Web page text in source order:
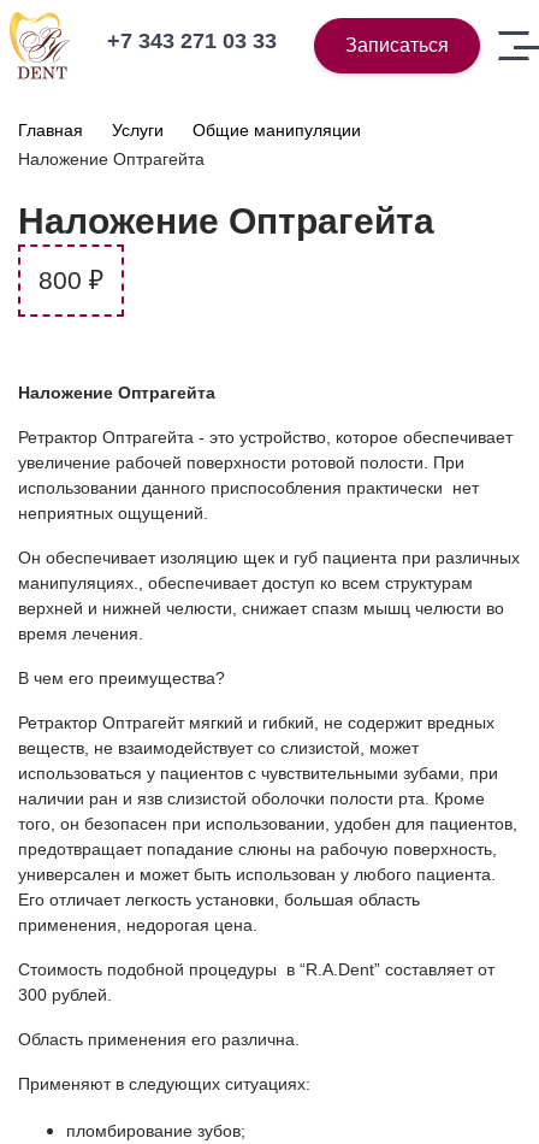
+7 343 271 03 33 Записаться
Главная Услуги
Общие манипуляции
Наложение Оптрагейта
Наложение Оптрагейта
800 ₽
Наложение Оптрагейта
Ретрактор Оптрагейта - это устройство, которое обеспечивает
увеличение рабочей поверхности ротовой полости. При
использовании данного приспособления практически нет
неприятных ощущений.
Он обеспечивает изоляцию щек и губ пациента при различных
манипуляциях., обеспечивает доступ ко всем структурам
верхней и нижней челюсти, снижает спазм мышц челюсти во
время лечения.
В чем его преимущества?
Ретрактор Оптрагейт мягкий и гибкий, не содержит вредных
веществ, не взаимодействует со слизистой, может
использоваться у пациентов с чувствительными зубами, при
наличии ран и язв слизистой оболочки полости рта. Кроме
того, он безопасен при использовании, удобен для пациентов,
предотвращает попадание слюны на рабочую поверхность,
универсален и может быть использован у любого пациента.
Его отличает легкость установки, большая область
применения, недорогая цена.
Стоимость подобной процедуры в “R.A.Dent” составляет от
300 рублей.
Область применения его различна.
Применяют в следующих ситуациях:
пломбирование зубов;